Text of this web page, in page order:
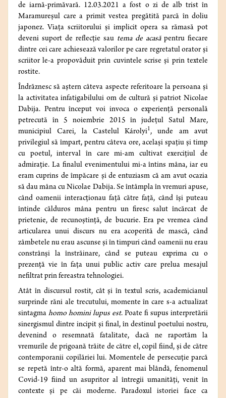
de iarnă-primăvară. 12.03.2021 a fost o zi de alb trist în
Maramureșul care a primit vestea pregătită parcă în doliu
japonez. Viața scriitorului și implicit opera sa rămasă pot
deveni suport de reflecție sau tema de acasăpentru fiecare
dintre cei care achiesează valorilor pe care regretatul orator și
scriitor le-a propovăduit prin cuvintele scrise și prin textele
rostite.
Îndrăznesc să aștern câteva aspecte referitoare la persoana și
la activitatea infatigabilului om de cultură și patriot Nicolae
Dabija. Pentru început voi invoca o experiență personală
petrecută în 5 noiembrie 2015 în județul Satul Mare,
municipiul Carei, la Castelul Károlyi1, unde am avut
privilegiul să împart, pentru câteva ore, același spațiu și timp
cu poetul, interval în care mi-am cultivat exercițiul de
admirație. La finalul evenimentului mi-a întins mâna, iar eu
eram cuprins de împăcare și de entuziasm că am avut ocazia
să dau mâna cu Nicolae Dabija. Se întâmpla în vremuri apuse,
când oamenii interacționau față către față, când își puteau
întinde călduros mâna pentru un firesc salut încărcat de
prietenie, de recunoștință, de bucurie. Era pe vremea când
articularea unui discurs nu era acoperită de mască, când
zâmbetele nu erau ascunse și în timpuri când oamenii nu erau
constrânși la înstrăinare, când se puteau exprima cu o
prezență vie în fața unui public activ care prelua mesajul
nefiltrat prin fereastra tehnologiei.
Atât în discursul rostit, cât și în textul scris, academicianul
surprinde răni ale trecutului, momente în care s-a actualizat
sintagma homo homini lupus est. Poate fi supus interpretării
sinergismul dintre incipit și final, în destinul poetului nostru,
devenind o resemnată fatalitate, dacă ne raportăm la
vremurile de prigoană trăite de către el, copil fiind, și de către
contemporanii copilăriei lui. Momentele de persecuție parcă
se repetă într-o altă formă, aparent mai blândă, fenomenul
Covid-19 fiind un asupritor al întregii umanități, venit în
contexte și pe căi moderne. Paradoxul istoriei face ca